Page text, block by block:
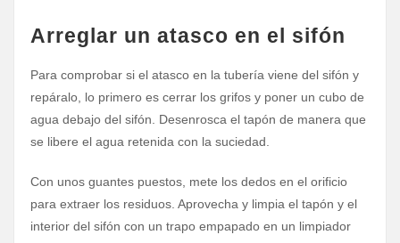
Arreglar un atasco en el sifón
Para comprobar si el atasco en la tubería viene del sifón y
repáralo, lo primero es cerrar los grifos y poner un cubo de
agua debajo del sifón. Desenrosca el tapón de manera que
se libere el agua retenida con la suciedad.
Con unos guantes puestos, mete los dedos en el orificio
para extraer los residuos. Aprovecha y limpia el tapón y el
interior del sifón con un trapo empapado en un limpiador